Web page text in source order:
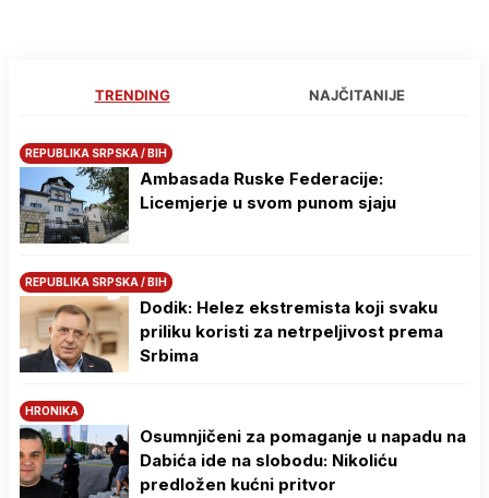
TRENDING NAJČITANIJE
REPUBLIKA SRPSKA / BIH
Ambasada Ruske Federacije:
Licemjerje u svom punom sjaju
REPUBLIKA SRPSKA / BIH
Dodik: Helez ekstremista koji svaku
priliku koristi za netrpeljivost prema
Srbima
HRONIKA
Osumnjičeni za pomaganje u napadu na
Dabića ide na slobodu: Nikoliću
predložen kućni pritvor